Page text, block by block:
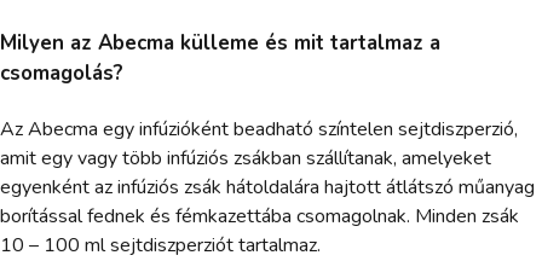
Milyen az Abecma külleme és mit tartalmaz a
csomagolás?
Az Abecma egy infúzióként beadható színtelen sejtdiszperzió,
amit egy vagy több infúziós zsákban szállítanak, amelyeket
egyenként az infúziós zsák hátoldalára hajtott átlátszó műanyag
borítással fednek és fémkazettába csomagolnak. Minden zsák
10 – 100 ml sejtdiszperziót tartalmaz.